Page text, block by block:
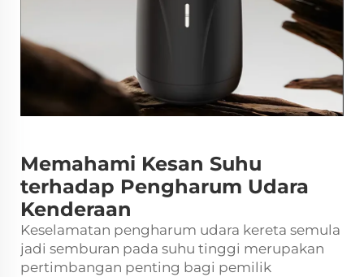
Memahami Kesan Suhu
terhadap Pengharum Udara
Kenderaan
Keselamatan pengharum udara kereta semula
jadi semburan pada suhu tinggi merupakan
pertimbangan penting bagi pemilik